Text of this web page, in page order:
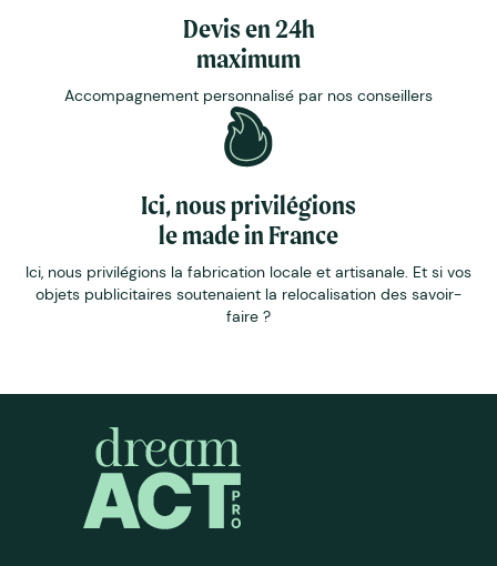
Devis en 24h
maximum
Accompagnement personnalisé par nos conseillers
Ici, nous privilégions
le made in France
Ici, nous privilégions la fabrication locale et artisanale. Et si vos
objets publicitaires soutenaient la relocalisation des savoir-
faire ?